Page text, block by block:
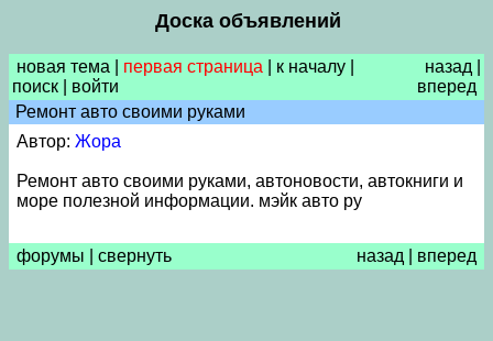
Доска объявлений
новая тема первая страница к началу
поиск
войти
назад
вперед
Ремонт авто своими руками
Автор: Жора
Ремонт авто своими руками, автоновости, автокниги и
море полезной информации. мэйк авто ру
форумы свернуть назад вперед